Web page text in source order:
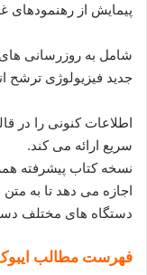
پیمایش از رهنمودهای
شامل به روزرسانی
جدید فیزیولوژی ترشح
اطلاعات کنونی را در
سریع ارائه می کند.
نسخه کتاب پیشرفته
اجازه می دهد تا به متن
دستگاه های مختلف
فهرست مطالب ایبوک غدد